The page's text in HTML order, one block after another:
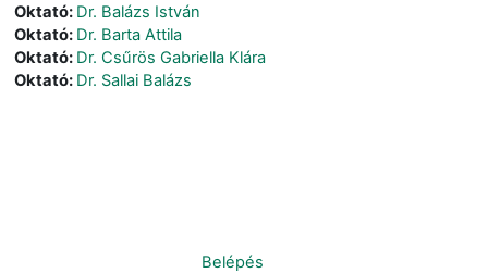
Oktató: Dr. Balázs István
Oktató: Dr. Barta Attila
Oktató: Dr. Csűrös Gabriella Klára
Oktató: Dr. Sallai Balázs
Belépés